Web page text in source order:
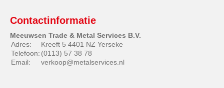
Contactinformatie
Meeuwsen Trade & Metal Services B.V.
Adres:
Kreeft 5 4401 NZ Yerseke
Telefoon: (0113) 57 38 78
Email:
verkoop@metalservices.nl